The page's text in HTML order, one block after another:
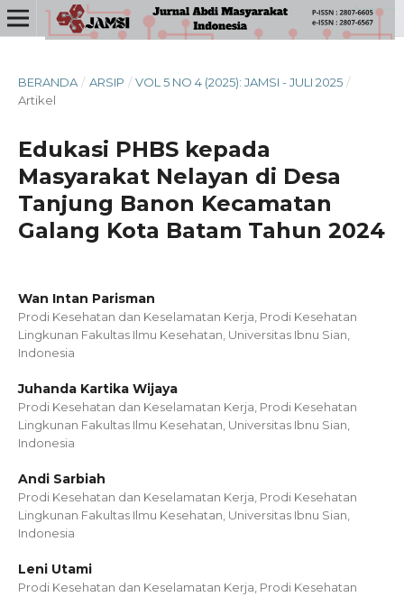
BERANDA / ARSIP / VOL 5 NO 4 (2025): JAMSI - JULI 2025 /
Artikel
Edukasi PHBS kepada
Masyarakat Nelayan di Desa
Tanjung Banon Kecamatan
Galang Kota Batam Tahun 2024
Wan Intan Parisman
Prodi Kesehatan dan Keselamatan Kerja, Prodi Kesehatan
Lingkunan Fakultas Ilmu Kesehatan, Universitas Ibnu Sian,
Indonesia
Juhanda Kartika Wijaya
Prodi Kesehatan dan Keselamatan Kerja, Prodi Kesehatan
Lingkunan Fakultas Ilmu Kesehatan, Universitas Ibnu Sian,
Indonesia
Andi Sarbiah
Prodi Kesehatan dan Keselamatan Kerja, Prodi Kesehatan
Lingkunan Fakultas Ilmu Kesehatan, Universitas Ibnu Sian,
Indonesia
Leni Utami
Prodi Kesehatan dan Keselamatan Kerja, Prodi Kesehatan